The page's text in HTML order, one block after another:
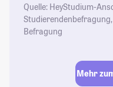
Quelle: HeyStudium-
Befragung
Mehr